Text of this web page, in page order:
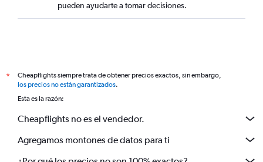
pueden ayudarte a tomar decisiones.
*
Cheapflights siempre trata de obtener precios exactos, sin embargo,
los precios no están garantizados.
Esta es la razón:
Cheapflights no es el vendedor.
Agregamos montones de datos para ti